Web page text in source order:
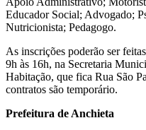
Educador Social; Advogado;
Nutricionista; Pedagogo.
As inscrições poderão ser
9h às 16h, na Secretaria
Habitação, que fica Rua São
contratos são temporário.
Prefeitura de Anchieta